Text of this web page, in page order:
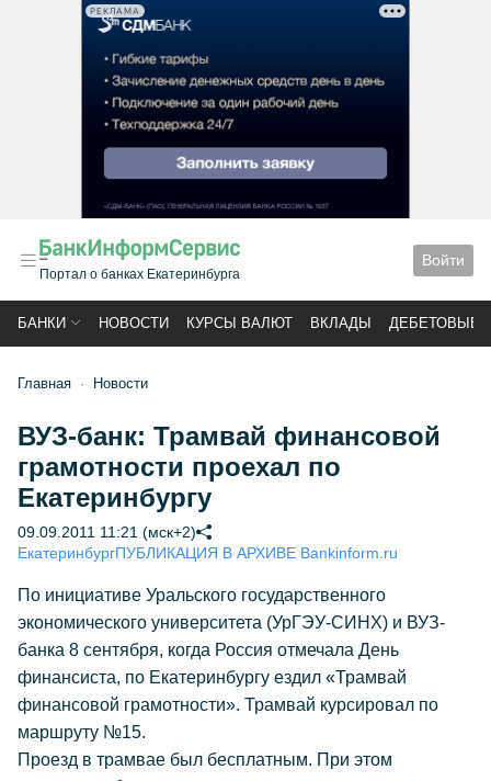
РЕКЛАМА
Портал о банках Екатеринбурга
Войти
БАНКИ НОВОСТИ КУРСЫ ВАЛЮТ ВКЛАДЫ ДЕБЕТОВЫЕ
Главная Новости
ВУЗ-банк: Трамвай финансовой
грамотности проехал по
Екатеринбургу
09.09.2011 11:21 (мск+2)
ЕкатеринбургПУБЛИКАЦИЯ В АРХИВЕ Bankinform.ru
По инициативе Уральского государственного
экономического университета (УрГЭУ-СИНХ) и ВУЗ-
банка 8 сентября, когда Россия отмечала День
финансиста, по Екатеринбургу ездил «Трамвай
финансовой грамотности». Трамвай курсировал по
маршруту №15.
Проезд в трамвае был бесплатным. При этом